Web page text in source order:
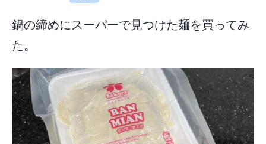
鍋の締めにスーパーで見つけた麺を買ってみ
た。